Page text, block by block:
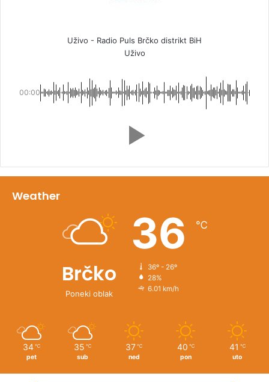
Uživo - Radio Puls Brčko distrikt BiH
Uživo
00:00
Weather
Brčko
Poneki oblak
36 ℃
36º - 26º
28%
6.01 km/h
34 ℃
pet
35 ℃
sub
37 ℃
ned
40 ℃
pon
41 ℃
uto